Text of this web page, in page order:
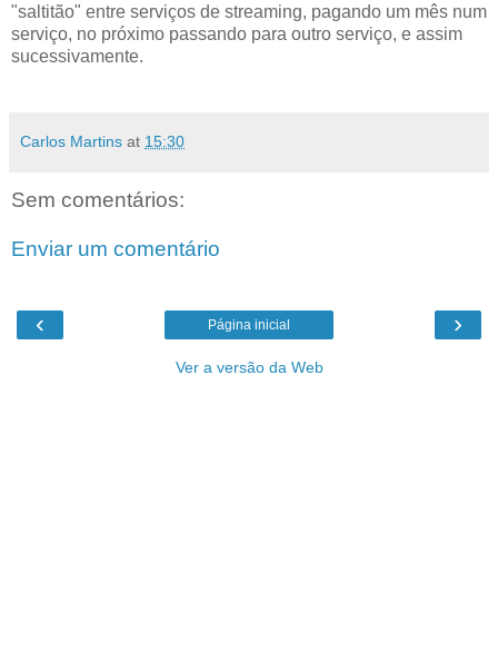
"saltitão" entre serviços de streaming, pagando um mês num
serviço, no próximo passando para outro serviço, e assim
sucessivamente.
Carlos Martins at 15:30
Sem comentários:
Enviar um comentário
‹ ›
Página inicial
Ver a versão da Web